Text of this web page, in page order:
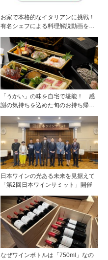
お家で本格的なイタリアンに挑戦！
有名シェフによる料理解説動画を配
「うかい」の味を自宅で堪能！ 感
謝の気持ちを込めた旬のお持ち帰り
日本ワインの光ある未来を見据えて
「第2回日本ワインサミット」開催
なぜワインボトルは「750ml」なの